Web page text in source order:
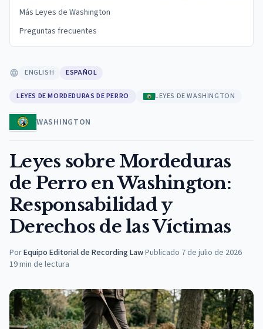
Más Leyes de Washington
Preguntas frecuentes
ENGLISH ESPAÑOL
LEYES DE MORDEDURAS DE PERRO LEYES DE WASHINGTON
WASHINGTON
Leyes sobre Mordeduras
de Perro en Washington:
Responsabilidad y
Derechos de las Víctimas
PorEquipo Editorial de Recording Law·Publicado 7 de julio de 2026
19min de lectura